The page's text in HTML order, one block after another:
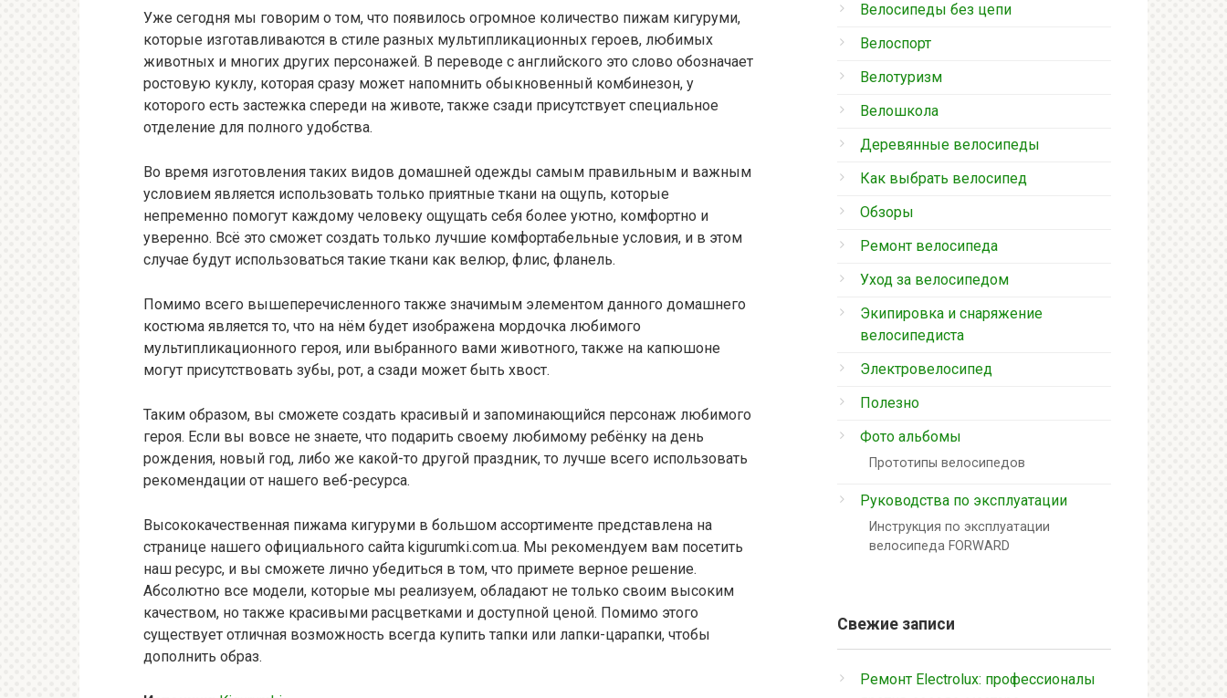
Уже сегодня мы говорим о том, что появилось огромное количество пижам кигуруми,
которые изготавливаются в стиле разных мультипликационных героев, любимых
животных и многих других персонажей. В переводе с английского это слово обозначает
ростовую куклу, которая сразу может напомнить обыкновенный комбинезон, у
которого есть застежка спереди на животе, также сзади присутствует специальное
отделение для полного удобства.
Во время изготовления таких видов домашней одежды самым правильным и важным
условием является использовать только приятные ткани на ощупь, которые
непременно помогут каждому человеку ощущать себя более уютно, комфортно и
уверенно. Всё это сможет создать только лучшие комфортабельные условия, и в этом
случае будут использоваться такие ткани как велюр, флис, фланель.
Помимо всего вышеперечисленного также значимым элементом данного домашнего
костюма является то, что на нём будет изображена мордочка любимого
мультипликационного героя, или выбранного вами животного, также на капюшоне
могут присутствовать зубы, рот, а сзади может быть хвост.
Таким образом, вы сможете создать красивый и запоминающийся персонаж любимого
героя. Если вы вовсе не знаете, что подарить своему любимому ребёнку на день
рождения, новый год, либо же какой-то другой праздник, то лучше всего использовать
рекомендации от нашего веб-ресурса.
Высококачественная пижама кигуруми в большом ассортименте представлена на
странице нашего официального сайта kigurumki.com.ua. Мы рекомендуем вам посетить
наш ресурс, и вы сможете лично убедиться в том, что примете верное решение.
Абсолютно все модели, которые мы реализуем, обладают не только своим высоким
качеством, но также красивыми расцветками и доступной ценой. Помимо этого
существует отличная возможность всегда купить тапки или лапки-царапки, чтобы
дополнить образ.
Велосипеды без цепи
Велоспорт
Велотуризм
Велошкола
Деревянные велосипеды
Как выбрать велосипед
Обзоры
Ремонт велосипеда
Уход за велосипедом
Экипировка и снаряжение
велосипедиста
Электровелосипед
Полезно
Фото альбомы
Прототипы велосипедов
Руководства по эксплуатации
Инструкция по эксплуатации
велосипеда FORWARD
Свежие записи
Ремонт Electrolux: профессионалы